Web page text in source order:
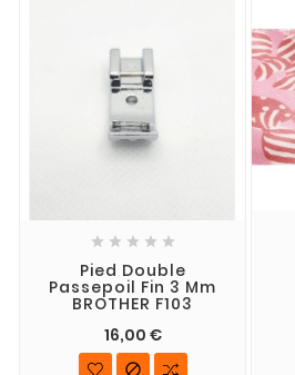
    
Pied Double
Passepoil Fin 3 Mm
BROTHER F103
16,00 €
